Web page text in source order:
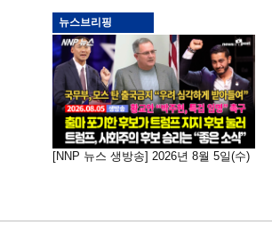
뉴스브리핑
[NNP 뉴스 생방송] 2026년 8월 5일(수)